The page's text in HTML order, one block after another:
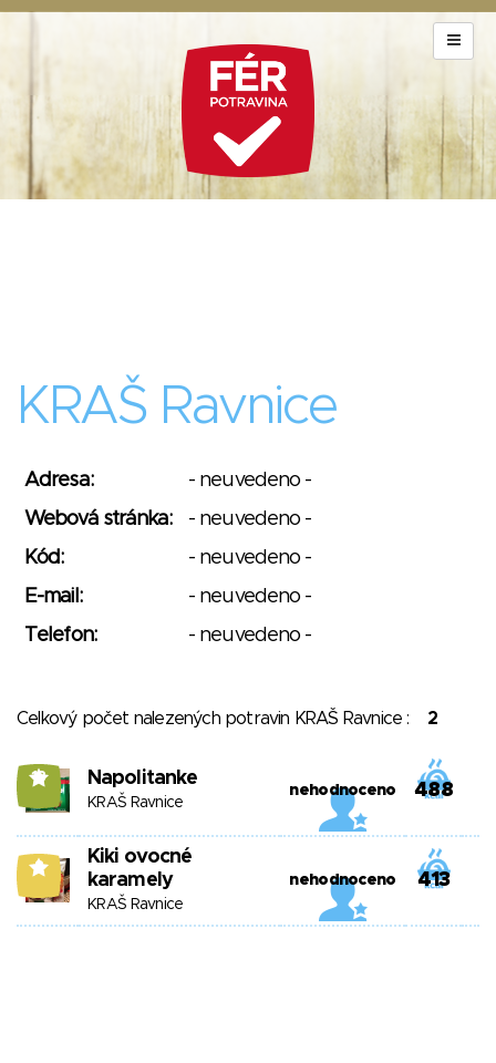
KRAŠ Ravnice
Adresa:
- neuvedeno -
Webová stránka:
- neuvedeno -
Kód:
- neuvedeno -
E-mail:
- neuvedeno -
Telefon:
- neuvedeno -
Celkový počet nalezených potravin KRAŠ Ravnice : 2
13 Napolitanke
KRAŠ Ravnice
nehodnoceno 488
8
Kiki ovocné
karamely
KRAŠ Ravnice
nehodnoceno 413